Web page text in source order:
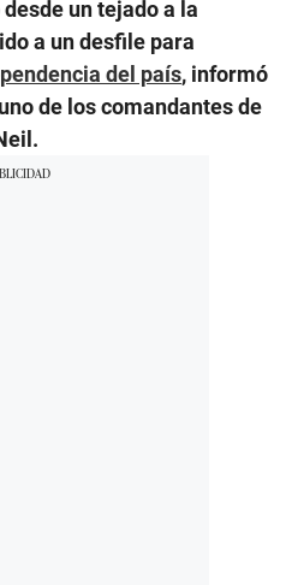
un tejado a la
a un desfile para
del país, informó
de los comandantes de